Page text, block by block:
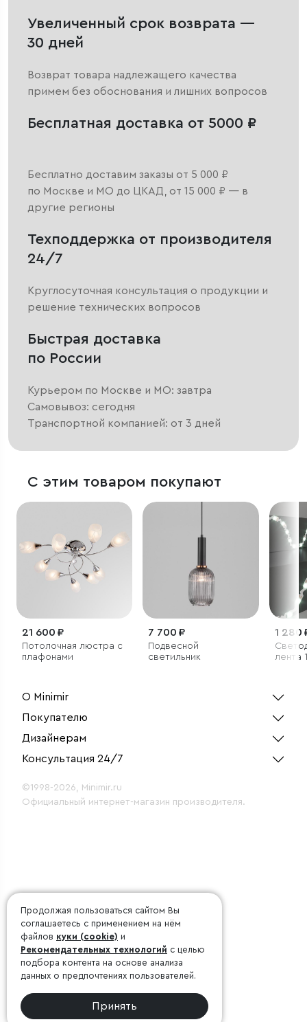
Увеличенный срок возврата —
30 дней
Возврат товара надлежащего качества
примем без обоснования и лишних вопросов
Бесплатная доставка от 5000 ₽
Бесплатно доставим заказы от 5 000 ₽
по Москве и МО до ЦКАД, от 15 000 ₽ — в
другие регионы
Техподдержка от производителя
24/7
Круглосуточная консультация о продукции и
решение технических вопросов
Быстрая доставка
по России
Курьером по Москве и МО: завтра
Самовывоз: сегодня
Транспортной компанией: от 3 дней
С этим товаром покупают
21 600 ₽
Потолочная люстра с
плафонами
7 700 ₽
Подвесной
светильник
1 280
лента
О Minimir
Покупателю
Дизайнерам
Консультация 24/7
©1998-2026, Minimir.ru
Официальный интернет-магазин производителя.
Продолжая пользоваться сайтом Вы
соглашаетесь с применением на нём
файлов куки (cookie) и
Рекомендательных технологий с целью
подбора контента на основе анализа
данных о предпочтениях пользователей.
Принять